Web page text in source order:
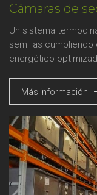
Cámaras de
Un sistema
semillas cumpliendo
energético
Más información